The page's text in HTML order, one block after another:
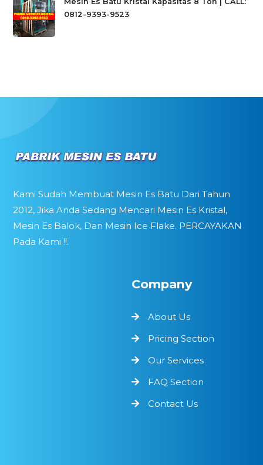
0812-9393-9523
Kami Sudah Membuat Mesin Es Batu Dari Tahun
2012, Jika Anda Sedang Mencari Mesin Es Kristal,
Mesin Es Balok, Dan Mesin Ice Flake. PERCAYAKAN
Pada Kami !!.
Company
About Us
Pricing Section
Our Services
FAQ Section
Contact Us